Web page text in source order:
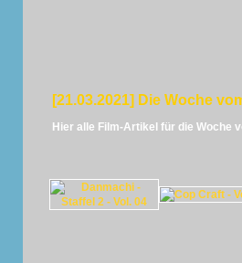
[21.03.2021] Die Woche
Hier alle Film-Artikel für die Woche